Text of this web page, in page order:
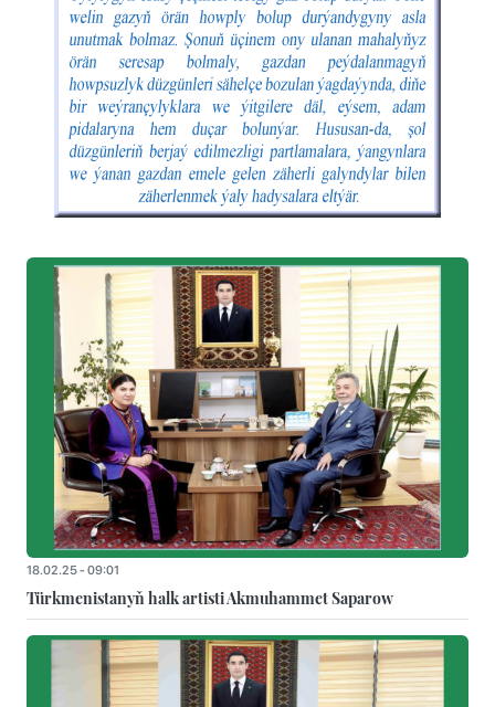
18.02.25 - 09:01
Türkmenistanyň halk artisti Akmuhammet Saparow